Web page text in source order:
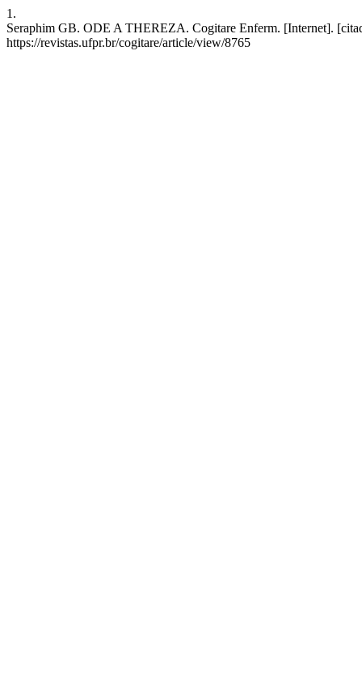
1.
Seraphim GB. ODE A THEREZA. Cogitare Enferm. [Internet].
https://revistas.ufpr.br/cogitare/article/view/8765